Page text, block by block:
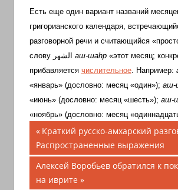
Есть еще один вариант названий
григорианского календаря,
разговорной речи и считающийся
слову الشهر аш-шаhр «этот месяц;
прибавляется числительное. Например:
«январь» (дословно: месяц «один»); аш-
«июнь» (дословно: месяц «шесть»); аш-
«ноябрь» (дословно: месяц
Навигация
по
записям
Предыдущая
запись;
Краткий русско-амхарский
Распространенные выражения
Следующая
запись:
Алексей Воробьев обратился к
на иврите